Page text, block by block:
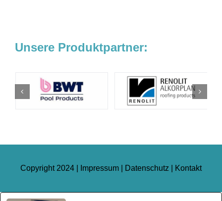
Unsere Produktpartner:
Copyright 2024 | Impressum Datenschutz Kontakt